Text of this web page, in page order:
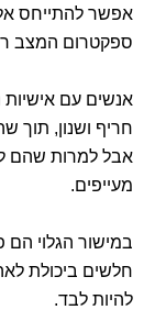
אפשר להתייחס
ספקטרום המצב
אנשים עם אישיות
חריף ושנון, תוך
אבל למרות שהם
מעייפים.
במישור הגלוי הם
חלשים ביכולת
להיות לבד.